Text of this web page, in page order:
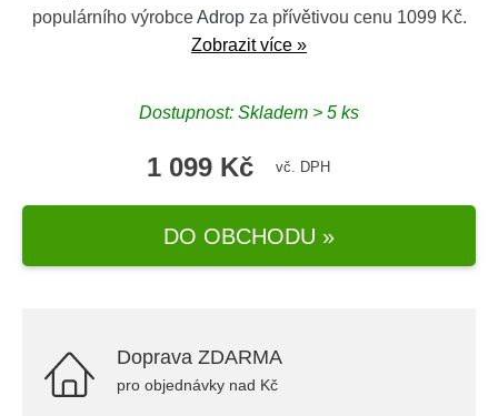
populárního výrobceAdropza přívětivou cenu 1099 Kč.
Zobrazit více »
Dostupnost: Skladem > 5 ks
1 099 Kč vč. DPH
DO OBCHODU »
Doprava ZDARMA
pro objednávky nad Kč